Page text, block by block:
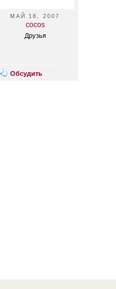
МАЙ 18, 2007
cocos
Друзья
Обсудить